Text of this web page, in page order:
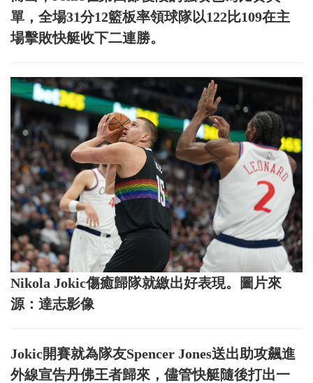
單，全場31分12籃板率領球隊以122比109在主
場擊敗快艇收下二連勝。
Nikola Jokic傷癒歸隊就繳出好表現。圖片來
源：達志影像
Jokic開賽就為隊友Spencer Jones送出助攻飆進
外線宣告丹佛王者歸來，儘管快艇隨後打出一